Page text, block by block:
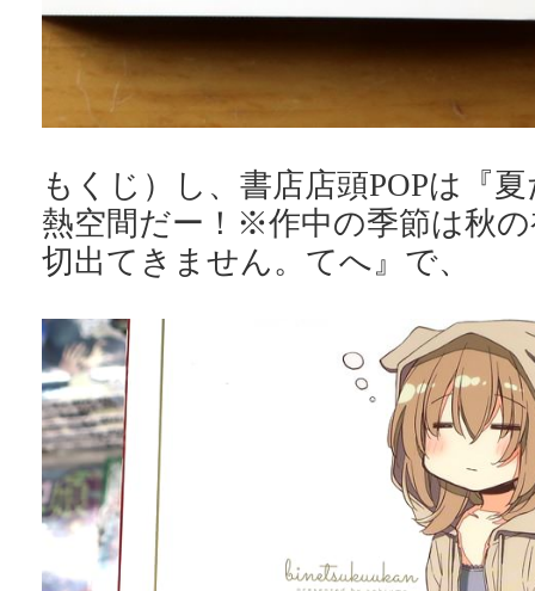
もくじ）し、書店店頭POPは『
熱空間だー！※作中の季節は秋
切出てきません。てへ』で、